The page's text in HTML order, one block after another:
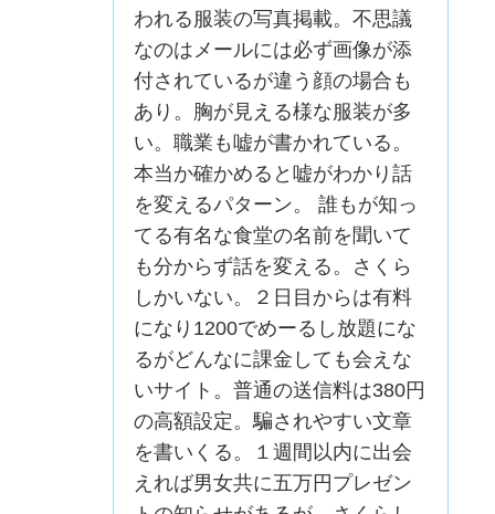
われる服装の写真掲載。不思議
なのはメールには必ず画像が添
付されているが違う顔の場合も
あり。胸が見える様な服装が多
い。職業も嘘が書かれている。
本当か確かめると嘘がわかり話
を変えるパターン。 誰もが知っ
てる有名な食堂の名前を聞いて
も分からず話を変える。さくら
しかいない。２日目からは有料
になり1200でめーるし放題にな
るがどんなに課金しても会えな
いサイト。普通の送信料は380円
の高額設定。騙されやすい文章
を書いくる。１週間以内に出会
えれば男女共に五万円プレゼン